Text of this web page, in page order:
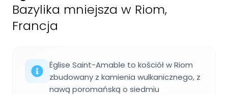
Bazylika mniejsza w Riom,
Francja
Église Saint-Amable to kościół w Riom
zbudowany z kamienia wulkanicznego, z
nawą poromańską o siedmiu